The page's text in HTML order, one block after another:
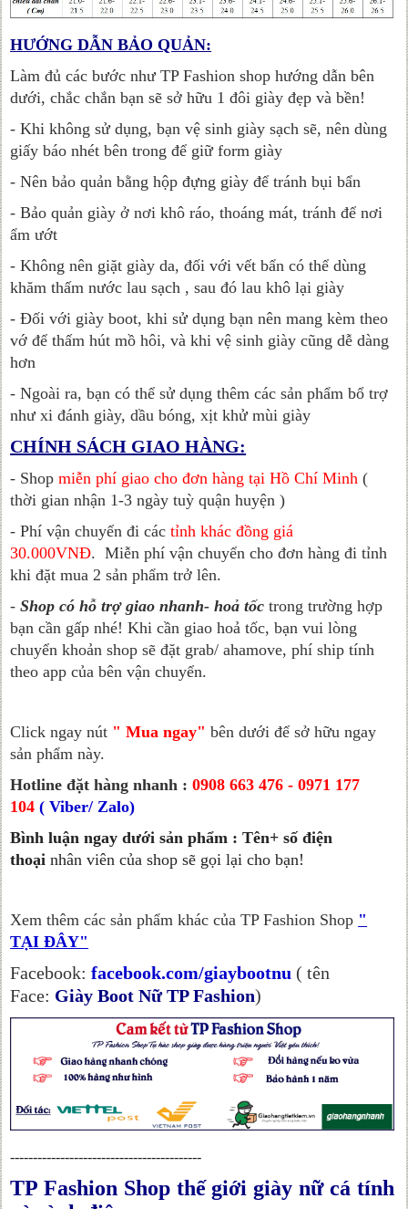
HƯỚNG DẪN BẢO QUẢN:
Làm đủ các bước như TP Fashion shop hướng dẫn bên
dưới, chắc chắn bạn sẽ sở hữu 1 đôi giày đẹp và bền!
- Khi không sử dụng, bạn vệ sinh giày sạch sẽ, nên dùng
giấy báo nhét bên trong để giữ form giày
- Nên bảo quản bằng hộp đựng giày để tránh bụi bẩn
- Bảo quản giày ở nơi khô ráo, thoáng mát, tránh để nơi
ẩm ướt
- Không nên giặt giày da, đối với vết bẩn có thể dùng
khăm thấm nước lau sạch , sau đó lau khô lại giày
- Đối với giày boot, khi sử dụng bạn nên mang kèm theo
vớ để thấm hút mồ hôi, và khi vệ sinh giày cũng dễ dàng
hơn
- Ngoài ra, bạn có thể sử dụng thêm các sản phẩm bổ trợ
như xi đánh giày, dầu bóng, xịt khử mùi giày
CHÍNH SÁCH GIAO HÀNG:
- Shopmiễn phí giao cho đơn hàng tại Hồ Chí Minh (
thời gian nhận 1-3 ngày tuỳ quận huyện )
- Phí vận chuyển đi cáctỉnh khác đồng giá
30.000VNĐ. Miễn phí vận chuyển cho đơn hàng đi tỉnh
khi đặt mua 2 sản phẩm trở lên.
-Shop có hỗ trợ giao nhanh- hoả tốc trong trường hợp
bạn cần gấp nhé! Khi cần giao hoả tốc, bạn vui lòng
chuyển khoản shop sẽ đặt grab/ ahamove, phí ship tính
theo app của bên vận chuyển.
Click ngay nút " Mua ngay"bên dưới để sở hữu ngay
sản phẩm này.
Hotline đặt hàng nhanh :0908 663 476 - 0971 177
104 ( Viber/ Zalo)
Bình luận ngay dưới sản phẩm : Tên+ số điện
thoại nhân viên của shop sẽ gọi lại cho bạn!
Xem thêm các sản phẩm khác của TP Fashion Shop "
TẠI ĐÂY"
Facebook:facebook.com/giaybootnu ( tên
Face: Giày Boot Nữ TP Fashion)
------------------------------------------
TP Fashion Shop thế giới giày nữ cá tính